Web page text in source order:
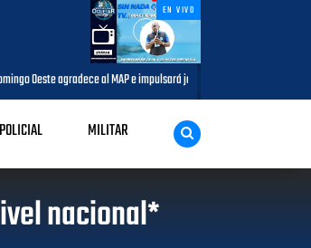
EN VIVO
al MAP e impulsará jornada de capacitación para
POLICIAL MILITAR
nacional*